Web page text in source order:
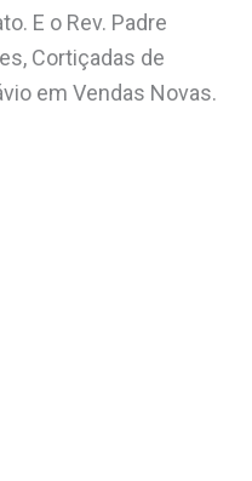
E o Rev. Padre
Cortiçadas de
em Vendas Novas.